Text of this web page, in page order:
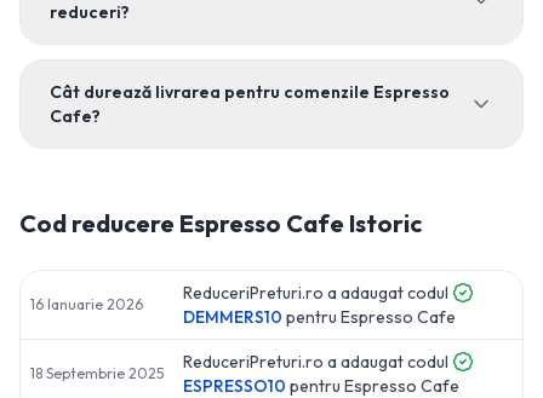
reduceri?
Cât durează livrarea pentru comenzile Espresso
Cafe?
Cod reducere Espresso Cafe Istoric
16 Ianuarie 2026
ReduceriPreturi.ro a adaugat codul
DEMMERS10 pentru Espresso Cafe
18 Septembrie 2025
ReduceriPreturi.ro a adaugat codul
ESPRESSO10 pentru Espresso Cafe